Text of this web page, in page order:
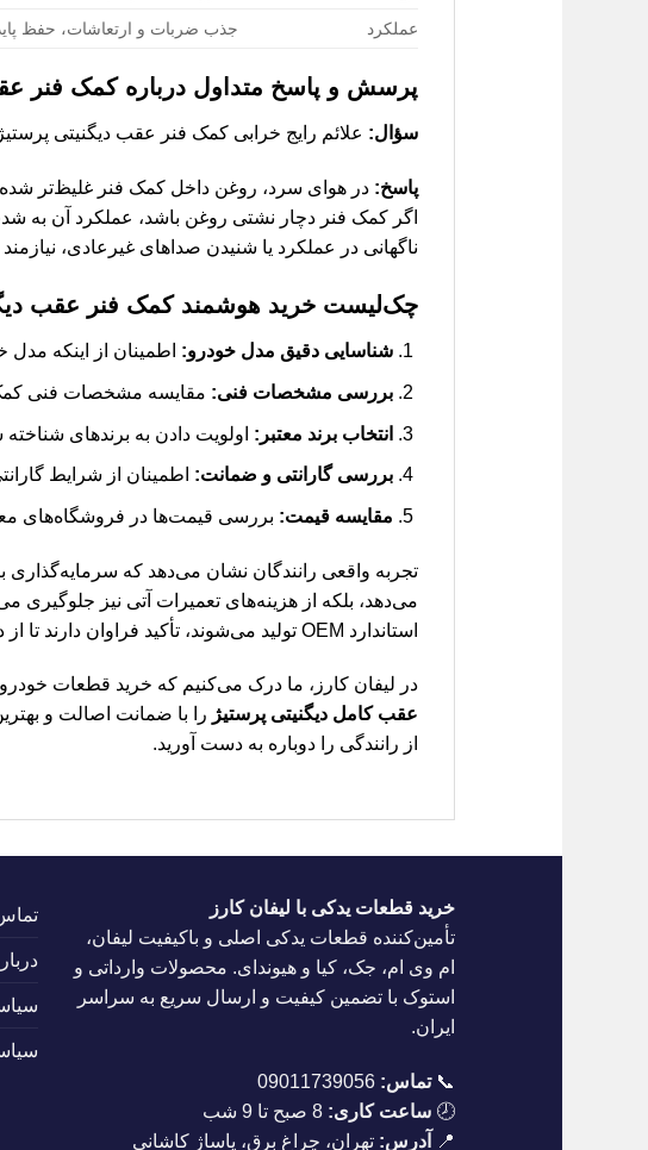
عملکرد جذب ضربات و ارتعاشات، حفظ
پرسش و پاسخ متداول درباره کمک فنر
سؤال: علائم رایج خرابی کمک فنر عقب دیگنیتی
پاسخ: در هوای سرد، روغن داخل کمک فنر غلیظ‌تر شده
اگر کمک فنر دچار نشتی روغن باشد، عملکرد آن به
ناگهانی در عملکرد یا شنیدن صداهای غیرعادی،
چک‌لیست خرید هوشمند کمک فنر عقب
شناسایی دقیق مدل خودرو: اطمینان از اینکه
بررسی مشخصات فنی: مقایسه مشخصات فنی کمک
انتخاب برند معتبر: اولویت دادن به برندهای
بررسی گارانتی و ضمانت: اطمینان از شرایط
مقایسه قیمت: بررسی قیمت‌ها در فروشگاه‌های
تجربه واقعی رانندگان نشان می‌دهد که سرمایه‌گذاری
می‌دهد، بلکه از هزینه‌های تعمیرات آتی نیز جلوگیری
استاندارد OEM تولید می‌شوند، تأکید فراوان دارند تا از دوام و عملکرد بی‌نقص آن در شرایط مختلف رانندگی اطمینان حاصل کنند.
در لیفان کارز، ما درک می‌کنیم که خرید قطعات
عقب کامل دیگنیتی پرستیژ را با ضمانت اصالت و
از رانندگی را دوباره به دست آورید.
خرید قطعات یدکی با لیفان کارز
تأمین‌کننده قطعات یدکی اصلی و باکیفیت لیفان،
ام وی ام، جک، کیا و هیوندای. محصولات وارداتی و
استوک با تضمین کیفیت و ارسال سریع به سراسر
ایران.
📞تماس: 09011739056
🕗 ساعت کاری:
📍
آدرس: تهران، چراغ برق، پاساژ کاشانی